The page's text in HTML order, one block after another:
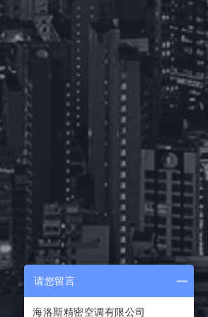
请您留言
海洛斯精密空调有限公司